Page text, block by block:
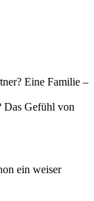
Eine Familie –
Das Gefühl von
ein weiser